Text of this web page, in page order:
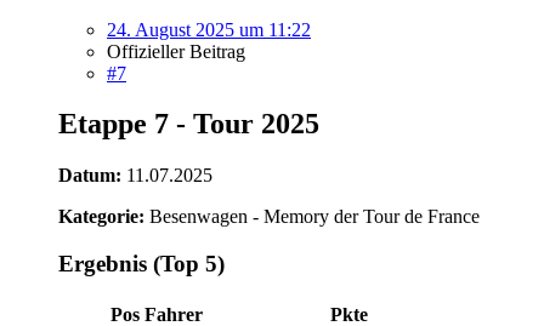
24. August 2025 um 11:22
Offizieller Beitrag
#7
Etappe 7 - Tour 2025
Datum: 11.07.2025
Kategorie: Besenwagen - Memory der Tour de France
Ergebnis (Top 5)
Pos Fahrer
Pkte